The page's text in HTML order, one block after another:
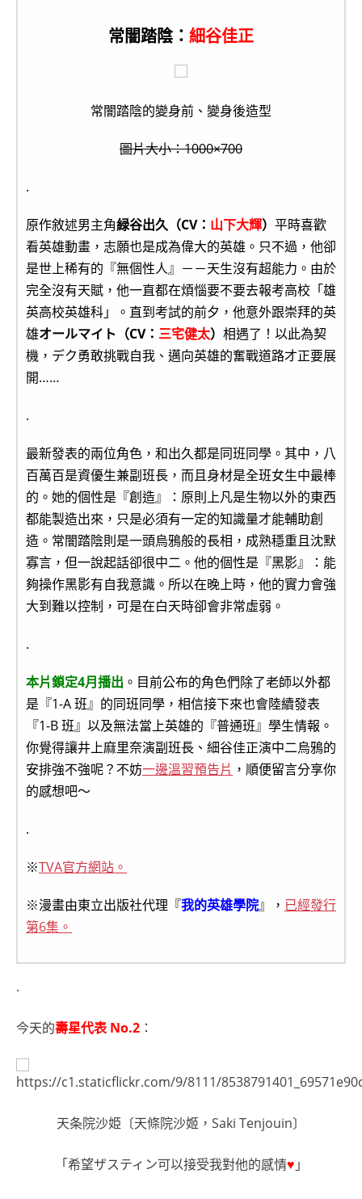
常闇踏陰： 細谷佳正
常闇踏陰的變身前、變身後造型
圖片大小：1000×700
.
原作敘述男主角緑谷出久（CV： 山下大輝） 平時喜歡
看英雄動畫，志願也是成為偉大的英雄。只不過，他卻
是世上稀有的『無個性人』－－天生沒有超能力。由於
完全沒有天賦，他一直都在煩惱要不要去報考高校「雄
英高校英雄科」。直到考試的前夕，他意外跟崇拜的英
雄オールマイト（CV： 三宅健太） 相遇了！以此為契
機，デク勇敢挑戰自我、邁向英雄的奮戰道路才正要展
開……
.
最新發表的兩位角色，和出久都是同班同學。其中，八
百萬百是資優生兼副班長，而且身材是全班女生中最棒
的。她的個性是『創造』：原則上凡是生物以外的東西
都能製造出來，只是必須有一定的知識量才能輔助創
造。常闇踏陰則是一頭烏鴉般的長相，成熟穩重且沈默
寡言，但一說起話卻很中二。他的個性是『黑影』：能
夠操作黑影有自我意識。所以在晚上時，他的實力會強
大到難以控制，可是在白天時卻會非常虛弱。
.
本片鎖定4月播出 。目前公布的角色們除了老師以外都
是『1-A 班』的同班同學，相信接下來也會陸續發表
『1-B 班』以及無法當上英雄的『普通班』學生情報。
你覺得讓井上麻里奈演副班長、細谷佳正演中二烏鴉的
安排強不強呢？不妨一邊溫習預告片 ，順便留言分享你
的感想吧～
.
※TVA官方網站。
※漫畫由東立出版社代理『我的英雄學院』， 已經發行
第6集。
.
今天的壽星代表 No.2 ：
天条院沙姫〔天條院沙姬，Saki Tenjouin〕
「希望ザスティン可以接受我對他的感情♥ 」